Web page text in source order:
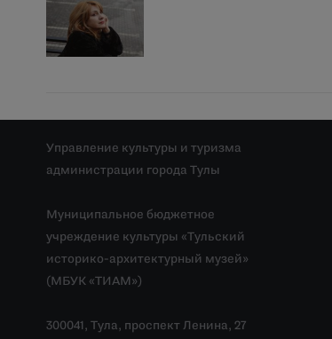
Управление культуры и туризма
администрации города Тулы
Муниципальное бюджетное
учреждение культуры «Тульский
историко-архитектурный музей»
(МБУК «ТИАМ»)
300041, Тула, проспект Ленина, 27